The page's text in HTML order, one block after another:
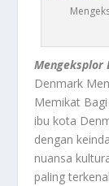
Mengeksplor
Denmark
Memikat
ibu kota
dengan
nuansa
paling